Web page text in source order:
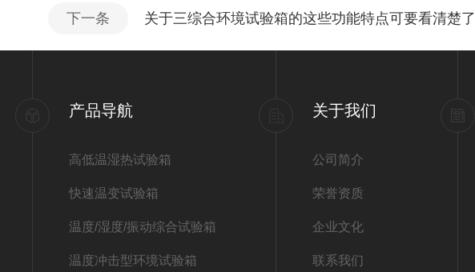
下一条 关于三综合环境试验箱的这些功能特点可要看清楚了
产品导航
高低温湿热试验箱
快速温变试验箱
温度/湿度/振动综合试验箱
温度冲击型环境试验箱
关于我们
公司简介
荣誉资质
企业文化
联系我们